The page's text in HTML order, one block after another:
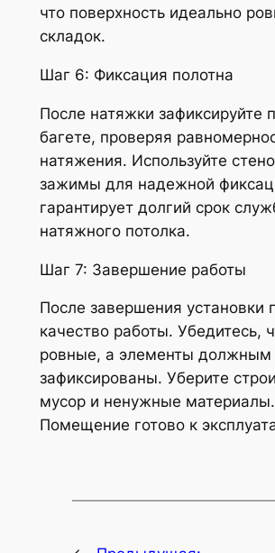
что поверхность идеально
складок.
Шаг 6: Фиксация полотна
После натяжки зафиксируйте
багете, проверяя
натяжения. Используйте
зажимы для надежной
гарантирует долгий срок
натяжного потолка.
Шаг 7: Завершение работы
После завершения установки
качество работы. Убедитесь,
ровные, а элементы должным
зафиксированы. Уберите
мусор и ненужные материалы.
Помещение готово к